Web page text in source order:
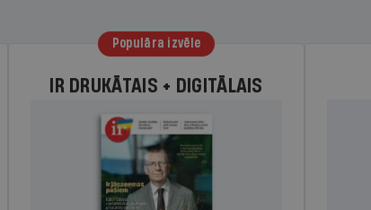
Populāra izvēle
IR DRUKĀTAIS + DIGITĀLAIS